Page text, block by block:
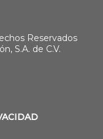
Reservados
S.A. de C.V.